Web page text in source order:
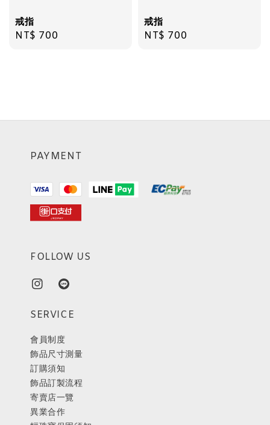
戒指
Regular
NT$ 700
戒指
Regular
NT$ 700
PAYMENT
FOLLOW US
SERVICE
會員制度
飾品尺寸測量
訂購須知
飾品訂製流程
寄賣店一覽
異業合作